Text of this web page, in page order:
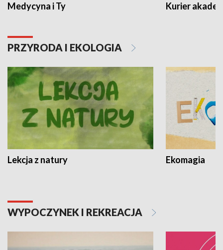
Medycyna i Ty Kurier
PRZYRODA I EKOLOGIA
Lekcja z natury Ekomagia
WYPOCZYNEK I REKREACJA